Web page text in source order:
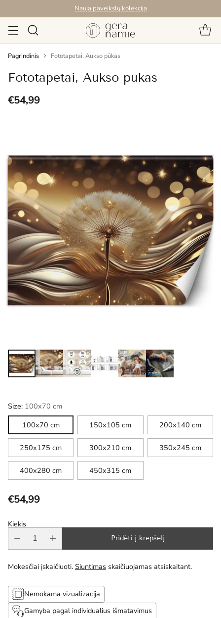
Nauja paveikslų kolekcija
Pagrindinis Fototapetai, Aukso pūkas
Fototapetai, Aukso pūkas
Reguliari
€54,99
Size: 100x70 cm
100x70 cm
150x105 cm 200x140 cm
250x175 cm 300x210 cm 350x245 cm
400x280 cm 450x315 cm
Reguliari
kaina
€54,99
Kiekis
Pridėti į krepšelį
Mokesčiai įskaičiuoti. Siuntimas skaičiuojamas atsiskaitant.
Nemokama vizualizacija
Gamyba pagal individualius išmatavimus